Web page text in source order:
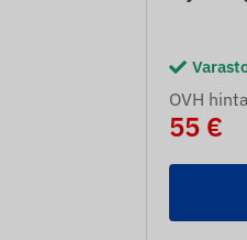
OVH
55 €